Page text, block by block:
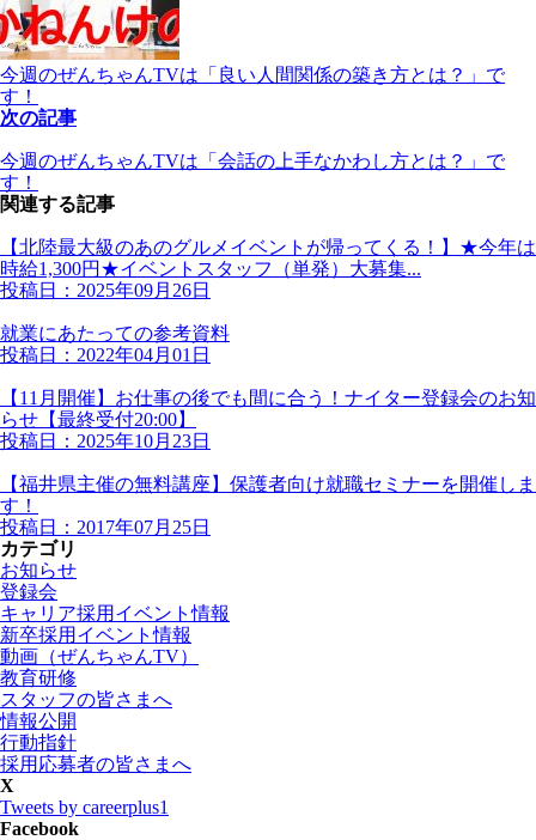
今週のぜんちゃんTVは「良い人間関係の築き方とは？」で
す！
次の記事
今週のぜんちゃんTVは「会話の上手なかわし方とは？」で
す！
関連する記事
【北陸最大級のあのグルメイベントが帰ってくる！】★今年は
時給1,300円★イベントスタッフ（単発）大募集...
投稿日：2025年09月26日
就業にあたっての参考資料
投稿日：2022年04月01日
【11月開催】お仕事の後でも間に合う！ナイター登録会のお知
らせ【最終受付20:00】
投稿日：2025年10月23日
【福井県主催の無料講座】保護者向け就職セミナーを開催しま
す！
投稿日：2017年07月25日
カテゴリ
お知らせ
登録会
キャリア採用イベント情報
新卒採用イベント情報
動画（ぜんちゃんTV）
教育研修
スタッフの皆さまへ
情報公開
行動指針
採用応募者の皆さまへ
X
Tweets by careerplus1
Facebook